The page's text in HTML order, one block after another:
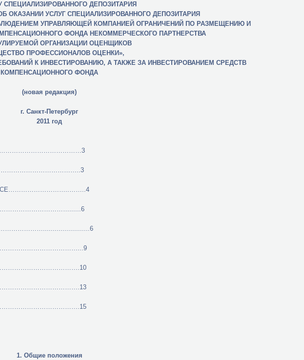
СПЕЦИАЛИЗИРОВАННОГО ДЕПОЗИТАРИЯ
ОКАЗАНИИ УСЛУГ СПЕЦИАЛИЗИРОВАННОГО ДЕПОЗИТАРИЯ
УПРАВЛЯЮЩЕЙ КОМПАНИЕЙ ОГРАНИЧЕНИЙ ПО РАЗМЕЩЕНИЮ И
ФОНДА НЕКОММЕРЧЕСКОГО ПАРТНЕРСТВА
ОРГАНИЗАЦИИ ОЦЕНЩИКОВ
ПРОФЕССИОНАЛОВ ОЦЕНКИ»,
К ИНВЕСТИРОВАНИЮ, А ТАКЖЕ ЗА ИНВЕСТИРОВАНИЕМ СРЕДСТВ
КОМПЕНСАЦИОННОГО ФОНДА
(новая редакция)
г. Санкт-Петербург
2011 год
1. Общие положения